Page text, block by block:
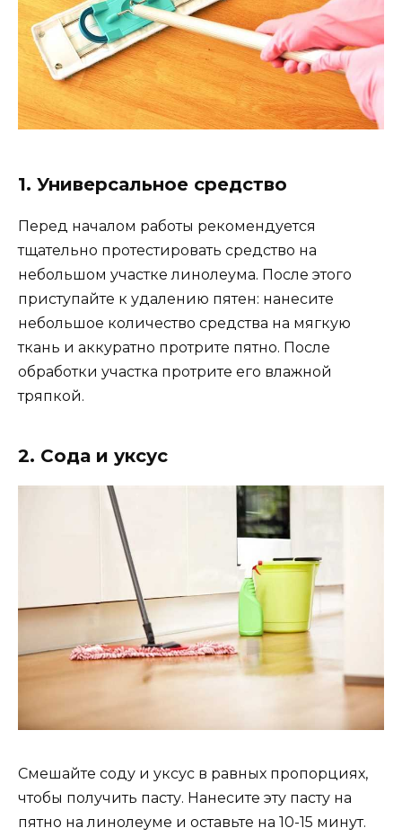
1. Универсальное средство
Перед началом работы рекомендуется
тщательно протестировать средство на
небольшом участке линолеума. После этого
приступайте к удалению пятен: нанесите
небольшое количество средства на мягкую
ткань и аккуратно протрите пятно. После
обработки участка протрите его влажной
тряпкой.
2. Сода и уксус
Смешайте соду и уксус в равных пропорциях,
чтобы получить пасту. Нанесите эту пасту на
пятно на линолеуме и оставьте на 10-15 минут.